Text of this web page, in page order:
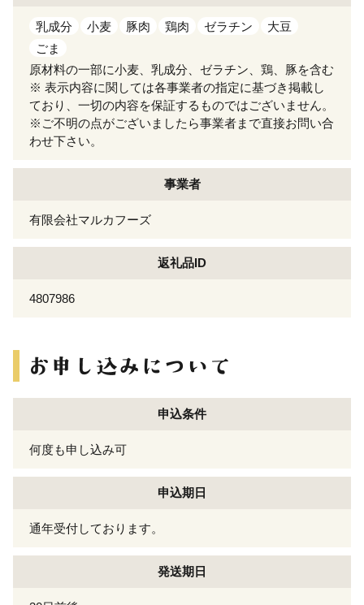
乳成分 小麦 豚肉 鶏肉 ゼラチン
大豆
ごま
原材料の一部に小麦、乳成分、ゼラチン、鶏、豚を含む
※ 表示内容に関しては各事業者の指定に基づき掲載し
ており、一切の内容を保証するものではございません。
※ご不明の点がございましたら事業者まで直接お問い合
わせ下さい。
事業者
有限会社マルカフーズ
返礼品ID
4807986
申込条件
何度も申し込み可
申込期日
通年受付しております。
発送期日